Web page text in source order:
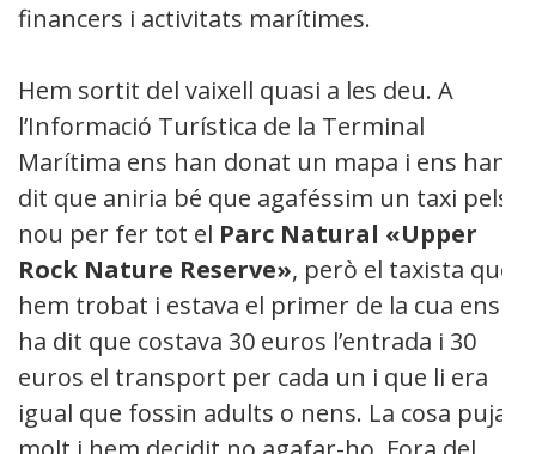
financers i activitats marítimes.
Hem sortit del vaixell quasi a les deu. A
l’Informació Turística de la Terminal
Marítima ens han donat un mapa i ens han
dit que aniria bé que agaféssim un taxi pels
nou per fer tot el Parc Natural «Upper
Rock Nature Reserve», però el taxista que
hem trobat i estava el primer de la cua ens
ha dit que costava 30 euros l’entrada i 30
euros el transport per cada un i que li era
igual que fossin adults o nens. La cosa puja